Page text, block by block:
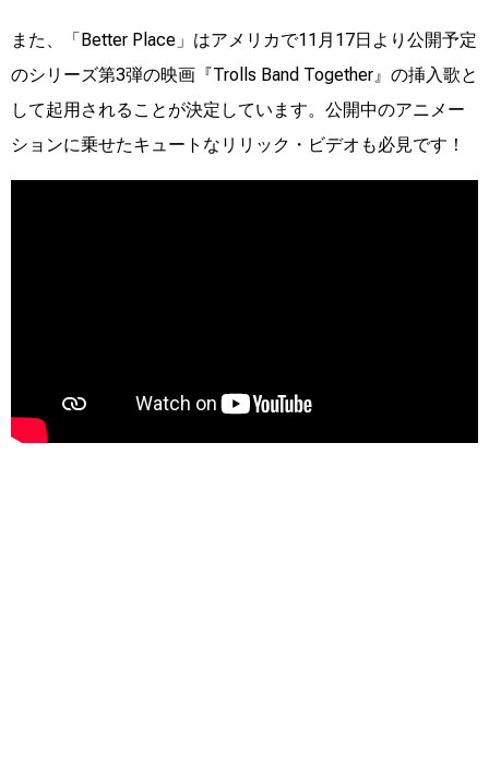
また、「Better Place」はアメリカで11月17日より公開予定
のシリーズ第3弾の映画『Trolls Band Together』の挿入歌と
して起用されることが決定しています。公開中のアニメー
ションに乗せたキュートなリリック・ビデオも必見です！